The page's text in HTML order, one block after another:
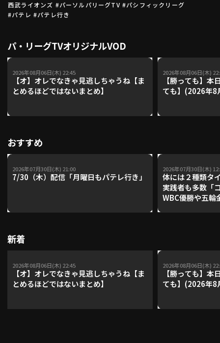
西武ライオンズ #パーソルパリーグTV #パシフィックリーグ
#パテレ #パテレ行き
パ・リーグTVオリジナルVOD
2026年08月06日(木) 22:45
【オ】オレでなきゃ見逃しちゃうね【ま
とめるほどではないまとめ】
2026年08月06日(木)
【勝っても】本
ても】(2026年8
おすすめ
2026年07月30日(木) 21:00
7/30（木）配信「月曜日もパテレ行き」
2026年07月30日(木)
体には２種類タ
実践者も多数「
WBC優勝や五輪
新着
2026年08月06日(木) 22:45
【オ】オレでなきゃ見逃しちゃうね【ま
とめるほどではないまとめ】
2026年08月06日(木)
【勝っても】本
ても】(2026年8